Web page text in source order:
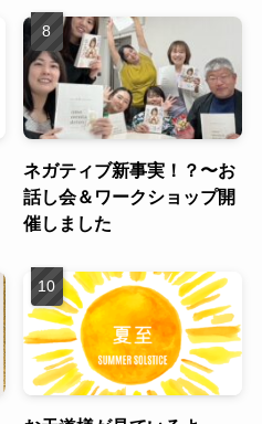
ネガティブ新事実！？〜お
話し会＆ワークショップ開
催しました